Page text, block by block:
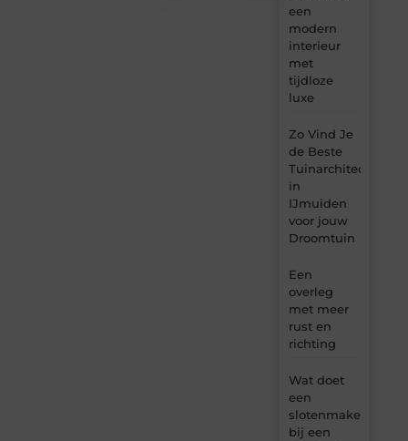
een
modern
interieur
met
tijdloze
luxe
Zo Vind Je
de Beste
Tuinarchitect
in
IJmuiden
voor jouw
Droomtuin
Een
overleg
met meer
rust en
richting
Wat doet
een
slotenmaker
bij een